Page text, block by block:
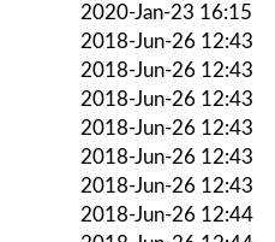
2020-Jan-23 16:15
2018-Jun-26 12:43
2018-Jun-26 12:43
2018-Jun-26 12:43
2018-Jun-26 12:43
2018-Jun-26 12:43
2018-Jun-26 12:43
2018-Jun-26 12:44